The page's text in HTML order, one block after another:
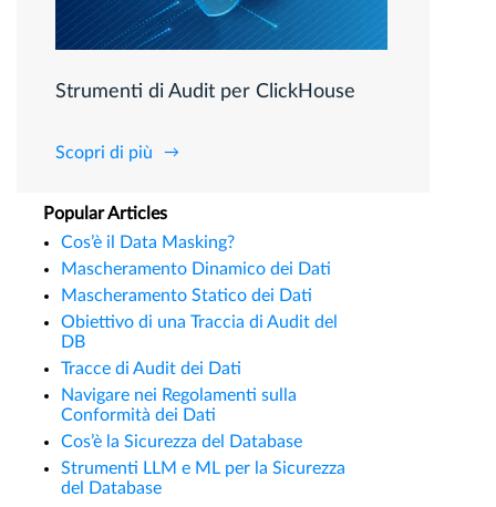
Strumenti di Audit per ClickHouse
Scopri di più
Popular Articles
Cos’è il Data Masking?
Mascheramento Dinamico dei Dati
Mascheramento Statico dei Dati
Obiettivo di una Traccia di Audit del
DB
Tracce di Audit dei Dati
Navigare nei Regolamenti sulla
Conformità dei Dati
Cos’è la Sicurezza del Database
Strumenti LLM e ML per la Sicurezza
del Database